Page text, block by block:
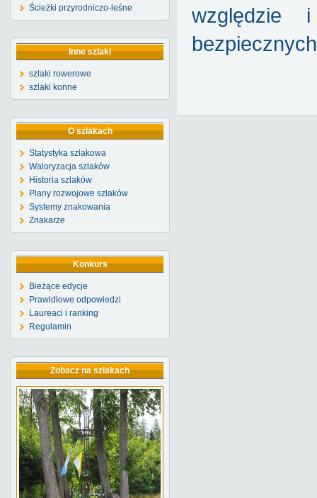
Ścieżki przyrodniczo-leśne
Inne szlaki
szlaki rowerowe
szlaki konne
O szlakach
Statystyka szlakowa
Waloryzacja szlaków
Historia szlaków
Plany rozwojowe szlaków
Systemy znakowania
Znakarze
Konkurs
Bieżące edycje
Prawidłowe odpowiedzi
Laureaci i ranking
Regulamin
Zobacz na szlakach
względzie